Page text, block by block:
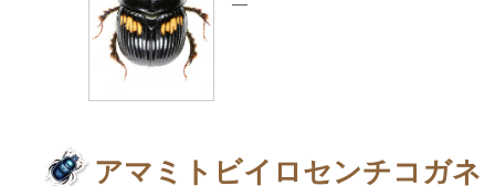
—
アマミトビイロセンチコガネ